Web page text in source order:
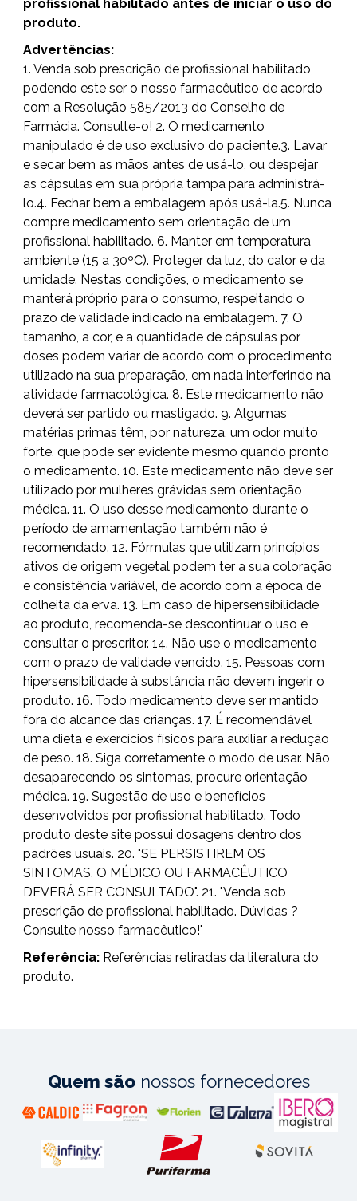
profissional habilitado antes de iniciar o uso do
produto.
Advertências:
1. Venda sob prescrição de profissional habilitado,
podendo este ser o nosso farmacêutico de acordo
com a Resolução 585/2013 do Conselho de
Farmácia. Consulte-o! 2. O medicamento
manipulado é de uso exclusivo do paciente.3. Lavar
e secar bem as mãos antes de usá-lo, ou despejar
as cápsulas em sua própria tampa para administrá-
lo.4. Fechar bem a embalagem após usá-la.5. Nunca
compre medicamento sem orientação de um
profissional habilitado. 6. Manter em temperatura
ambiente (15 a 30ºC). Proteger da luz, do calor e da
umidade. Nestas condições, o medicamento se
manterá próprio para o consumo, respeitando o
prazo de validade indicado na embalagem. 7. O
tamanho, a cor, e a quantidade de cápsulas por
doses podem variar de acordo com o procedimento
utilizado na sua preparação, em nada interferindo na
atividade farmacológica. 8. Este medicamento não
deverá ser partido ou mastigado. 9. Algumas
matérias primas têm, por natureza, um odor muito
forte, que pode ser evidente mesmo quando pronto
o medicamento. 10. Este medicamento não deve ser
utilizado por mulheres grávidas sem orientação
médica. 11. O uso desse medicamento durante o
período de amamentação também não é
recomendado. 12. Fórmulas que utilizam princípios
ativos de origem vegetal podem ter a sua coloração
e consistência variável, de acordo com a época de
colheita da erva. 13. Em caso de hipersensibilidade
ao produto, recomenda-se descontinuar o uso e
consultar o prescritor. 14. Não use o medicamento
com o prazo de validade vencido. 15. Pessoas com
hipersensibilidade à substância não devem ingerir o
produto. 16. Todo medicamento deve ser mantido
fora do alcance das crianças. 17. É recomendável
uma dieta e exercícios físicos para auxiliar a redução
de peso. 18. Siga corretamente o modo de usar. Não
desaparecendo os sintomas, procure orientação
médica. 19. Sugestão de uso e benefícios
desenvolvidos por profissional habilitado. Todo
produto deste site possui dosagens dentro dos
padrões usuais. 20. "SE PERSISTIREM OS
SINTOMAS, O MÉDICO OU FARMACÊUTICO
DEVERÁ SER CONSULTADO". 21. "Venda sob
prescrição de profissional habilitado. Dúvidas ?
Consulte nosso farmacêutico!"
Referência: Referências retiradas da literatura do
produto.
Quem sãonossos fornecedores